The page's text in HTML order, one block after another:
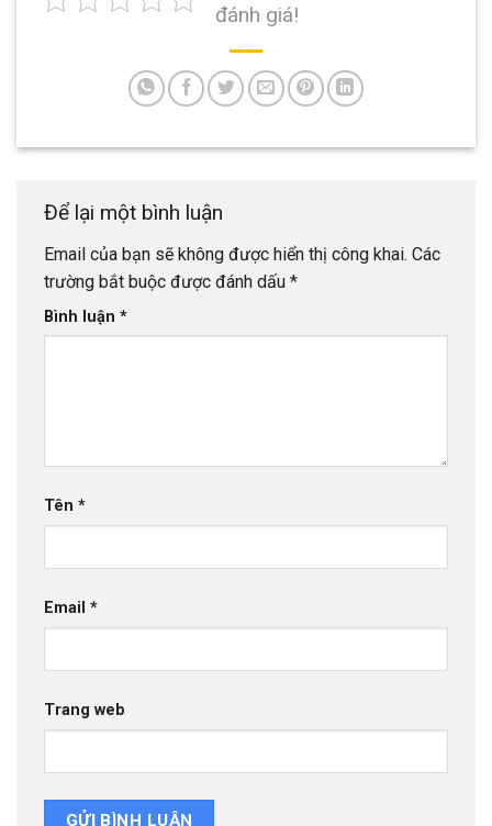
đánh giá!
Để lại một bình luận
Email của bạn sẽ không được hiển thị công khai. Các
trường bắt buộc được đánh dấu *
Bình luận *
Tên *
Email *
Trang web